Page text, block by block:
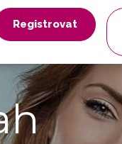
Registrovat